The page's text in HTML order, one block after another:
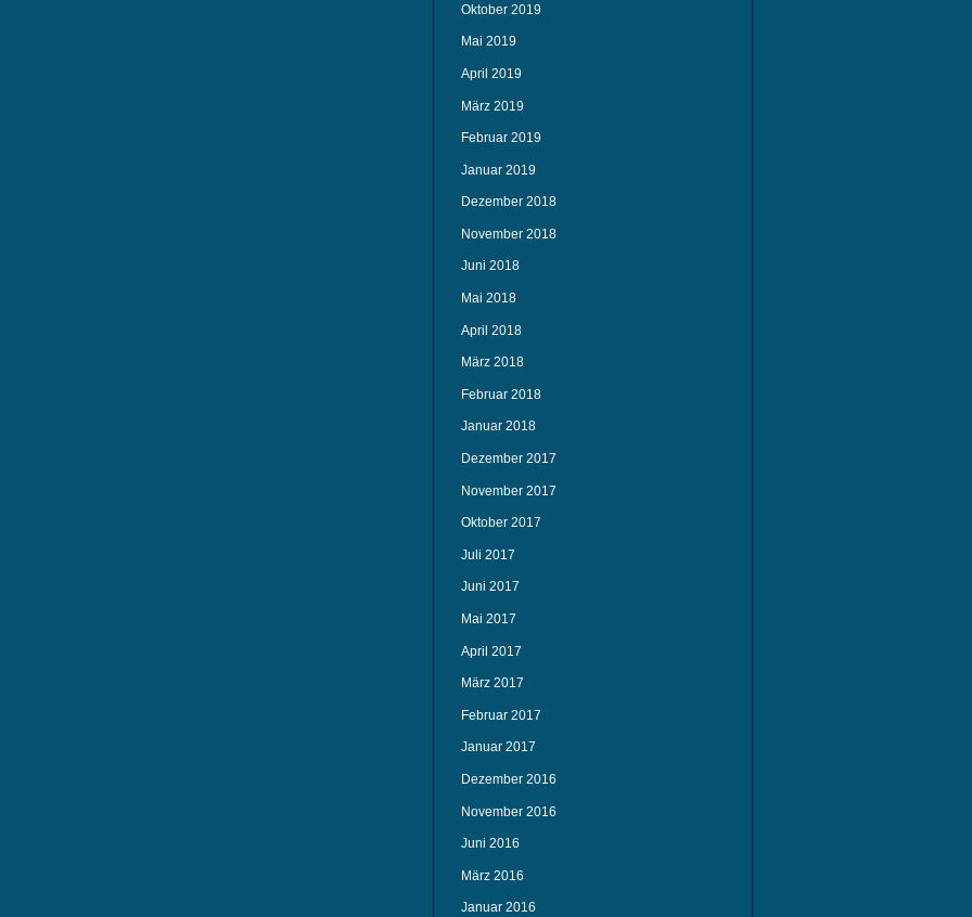
Oktober 2019
Mai 2019
April 2019
März 2019
Februar 2019
Januar 2019
Dezember 2018
November 2018
Juni 2018
Mai 2018
April 2018
März 2018
Februar 2018
Januar 2018
Dezember 2017
November 2017
Oktober 2017
Juli 2017
Juni 2017
Mai 2017
April 2017
März 2017
Februar 2017
Januar 2017
Dezember 2016
November 2016
Juni 2016
März 2016
Januar 2016